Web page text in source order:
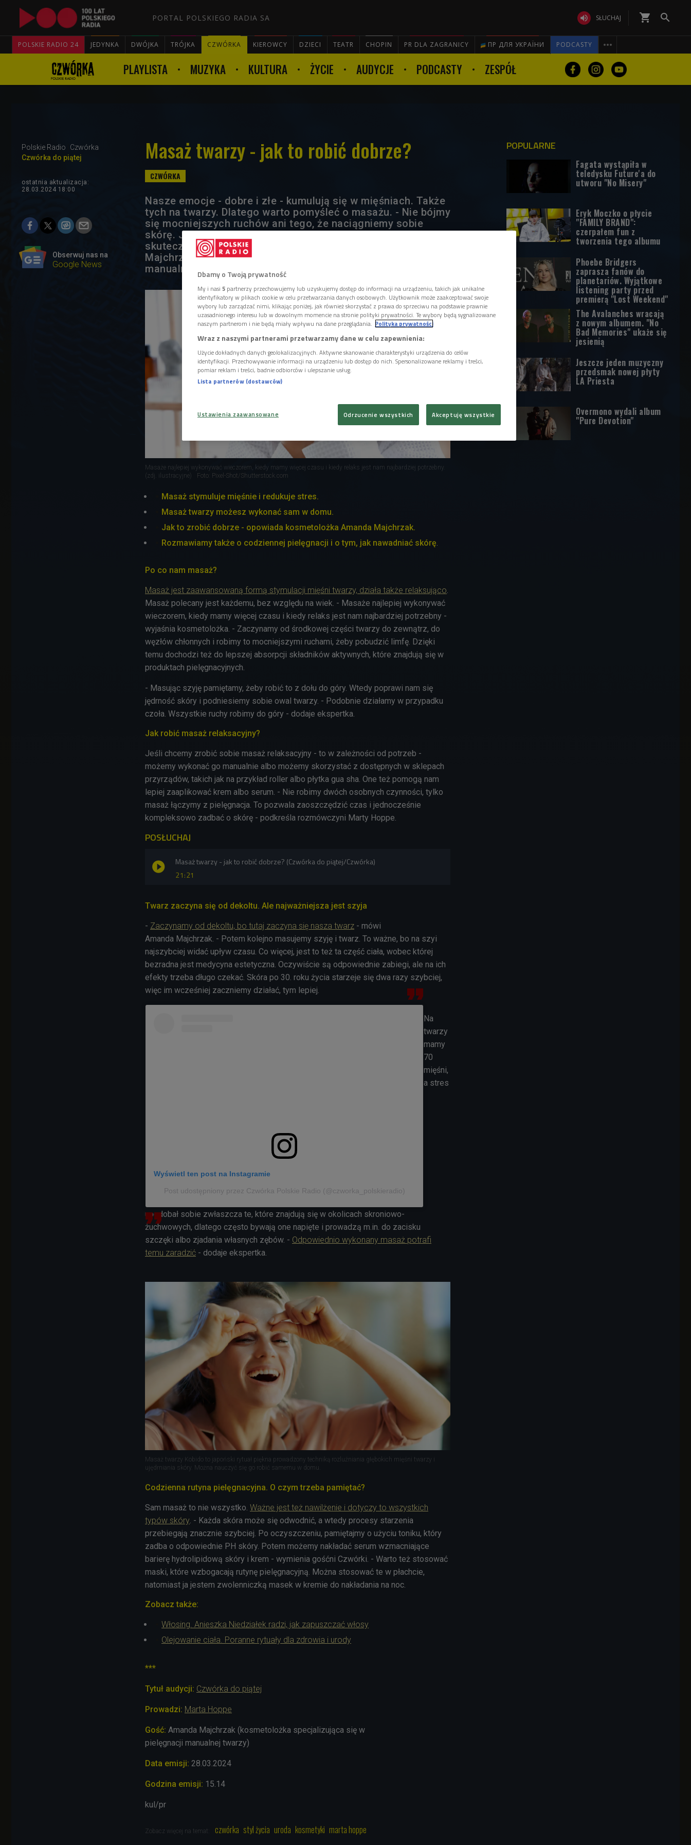
PORTAL POLSKIEGO RADIA SA  SŁUCHAJ shopping_cart 
POLSKIE RADIO 24 JEDYNKA DWÓJKA TRÓJKA CZWÓRKA KIEROWCY DZIECI TEATR CHOPIN PR DLA ZAGRANICY ПР ДЛЯ УКРАЇНИ PODCASTY 

PLAYLISTA MUZYKA KULTURA ŻYCIE AUDYCJE PODCASTY ZESPÓŁ
Polskie Radio
Czwórka
Czwórka do piątej
Masaż twarzy - jak to robić dobrze?
ostatnia aktualizacja:
28.03.2024 18:00
Obserwuj nas na
Google News
Nasze emocje - dobre i złe - kumulują się w mięśniach. Także
tych na twarzy. Dlatego warto pomyśleć o masażu. - Nie bójmy
się mocniejszych ruchów ani tego, że naciągniemy sobie
skórę. Jeśli chcemy wyglądać zdrowo i promiennie musimy
skutecznie pobudzić układ limfatyczny - mówi Amanda
Majchrzak, kosmetolożka specjalizująca się w pielęgnacji
manualnej twarzy.
Masaże najlepiej wykonywać wieczorem, kiedy mamy więcej czasu i kiedy relaks jest nam najbardziej potrzebny.
(zdj. ilustracyjne)
Foto: Pixel-Shot/Shutterstock.com
Masaż stymuluje mięśnie i redukuje stres.
Masaż twarzy możesz wykonać sam w domu.
Jak to zrobić dobrze - opowiada kosmetolożka Amanda Majchrzak.
Rozmawiamy także o codziennej pielęgnacji i o tym, jak nawadniać skórę.
Po co nam masaż?
Masaż jest zaawansowaną formą stymulacji mięśni twarzy, działa także relaksująco.
Masaż polecany jest każdemu, bez względu na wiek. - Masaże najlepiej wykonywać
wieczorem, kiedy mamy więcej czasu i kiedy relaks jest nam najbardziej potrzebny -
wyjaśnia kosmetolożka. - Zaczynamy od środkowej części twarzy do zewnątrz, do
węzłów chłonnych i robimy to mocniejszymi ruchami, żeby pobudzić limfę. Dzięki
temu dochodzi też do lepszej absorpcji składników aktywnych, które znajdują się w
produktach pielęgnacyjnych.
- Masując szyję pamiętamy, żeby robić to z dołu do góry. Wtedy poprawi nam się
jędrność skóry i podniesiemy sobie owal twarzy. - Podobnie działamy w przypadku
czoła. Wszystkie ruchy robimy do góry - dodaje ekspertka.
Jak robić masaż relaksacyjny?
Jeśli chcemy zrobić sobie masaż relaksacyjny - to w zależności od potrzeb -
możemy wykonać go manualnie albo możemy skorzystać z dostępnych w sklepach
przyrządów, takich jak na przykład roller albo płytka gua sha. One też pomogą nam
lepiej zaaplikować krem albo serum. - Nie robimy dwóch osobnych czynności, tylko
masaż łączymy z pielęgnacja. To pozwala zaoszczędzić czas i jednocześnie
kompleksowo zadbać o skórę - podkreśla rozmówczyni Marty Hoppe.
POSŁUCHAJ
21:21
Masaż twarzy - jak to robić dobrze? (Czwórka do piątej/Czwórka)
Twarz zaczyna się od dekoltu. Ale najważniejsza jest szyja
- Zaczynamy od dekoltu, bo tutaj zaczyna się nasza twarz - mówi
Amanda Majchrzak. - Potem kolejno masujemy szyję i twarz. To ważne, bo na szyi
najszybciej widać upływ czasu. Co więcej, jest to też ta część ciała, wobec której
bezradna jest medycyna estetyczna. Oczywiście są odpowiednie zabiegi, ale na ich
efekty trzeba długo czekać. Skóra po 30. roku życia starzeje się dwa razy szybciej,
więc im wcześniej zaczniemy działać, tym lepiej.
Wyświetl ten post na Instagramie
Post udostępniony przez Czwórka Polskie Radio (@czworka_polskieradio)
Na
twarzy
mamy
70
mięśni,
a stres
upodobał sobie zwłaszcza te, które znajdują się w okolicach skroniowo-
żuchwowych, dlatego często bywają one napięte i prowadzą m.in. do zacisku
szczęki albo zjadania własnych zębów. - Odpowiednio wykonany masaż potrafi
temu zaradzić - dodaje ekspertka.
Masaż twarzy Kobido to japoński rytuał piękna prowadzony techniką rozluźniania głębokich mięśni twarzy i
ujędrniania skóry. Można nauczyć się go robić samemu w domu.
Codzienna rutyna pielęgnacyjna. O czym trzeba pamiętać?
Sam masaż to nie wszystko. Ważne jest też nawilżenie i dotyczy to wszystkich
typów skóry . - Każda skóra może się odwodnić, a wtedy procesy starzenia
przebiegają znacznie szybciej. Po oczyszczeniu, pamiętajmy o użyciu toniku, który
zadba o odpowiednie PH skóry. Potem możemy nakładać serum wzmacniające
barierę hydrolipidową skóry i krem - wymienia gośćni Czwórki. - Warto też stosować
maski, które wzbogacają rutynę pielęgnacyjną. Można stosować te w płachcie,
natomiast ja jestem zwolenniczką masek w kremie do nakładania na noc.
Zobacz także:
Włosing. Anieszka Niedziałek radzi, jak zapuszczać włosy
Olejowanie ciała. Poranne rytuały dla zdrowia i urody
***
Tytuł audycji: Czwórka do piątej
Prowadzi: Marta Hoppe
Gość: Amanda Majchrzak (kosmetolożka specjalizująca się w
pielęgnacji manualnej twarzy)
Data emisji: 28.03 .2024
Godzina emisji: 15.14
kul/pr
Zobacz więcej na temat: czwórka styl życia uroda kosmetyki marta hoppe
POPULARNE
Fagata wystąpiła w
teledysku Future'a do
utworu "No Misery"
Eryk Moczko o płycie
"FAMILY BRAND":
czerpałem fun z
tworzenia tego albumu
Phoebe Bridgers
zaprasza fanów do
planetariów. Wyjątkowe
listening party przed
premierą "Lost Weekend"
The Avalanches wracają
z nowym albumem. "No
Bad Memories" ukaże się
jesienią
Jeszcze jeden muzyczny
przedsmak nowej płyty
LA Priesta
Overmono wydali album
"Pure Devotion"
Dbamy o Twoją prywatność
My i nasi 5 partnerzy przechowujemy lub uzyskujemy dostęp do informacji na urządzeniu, takich jak unikalne
identyfikatory w plikach cookie w celu przetwarzania danych osobowych. Użytkownik może zaakceptować swoje
wybory lub zarządzać nimi, klikając poniżej, jak również skorzystać z prawa do sprzeciwu na podstawie prawnie
uzasadnionego interesu lub w dowolnym momencie na stronie polityki prywatności. Te wybory będą sygnalizowane
naszym partnerom i nie będą miały wpływu na dane przeglądania. Polityka prywatności
Wraz z naszymi partnerami przetwarzamy dane w celu zapewnienia:
Użycie dokładnych danych geolokalizacyjnych. Aktywne skanowanie charakterystyki urządzenia do celów
identyfikacji. Przechowywanie informacji na urządzeniu lub dostęp do nich. Spersonalizowane reklamy i treści,
pomiar reklam i treści, badnie odbiorców i ulepszanie usług.
Lista partnerów (dostawców)
Ustawienia zaawansowane Odrzucenie wszystkich Akceptuję wszystkie